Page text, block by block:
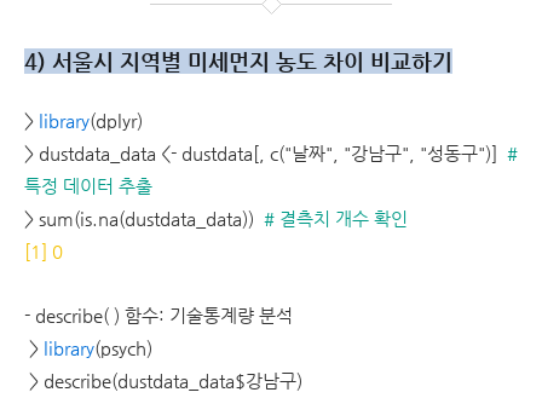
4) 서울시 지역별 미세먼지 농도 차이 비교하기
> library(dplyr)
> dustdata_data <- dustdata[, c("날짜", "강남구", "성동구")] #
특정 데이터 추출
> sum(is.na(dustdata_data)) # 결측치 개수 확인
[1] 0
- describe( ) 함수: 기술통계량 분석
> library(psych)
> describe(dustdata_data$강남구)